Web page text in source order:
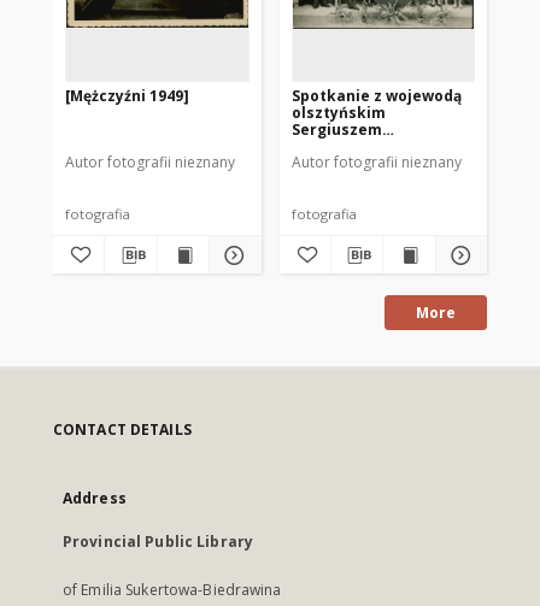
[Mężczyźni 1949]
Autor fotografii nieznany
fotografia
Spotkanie z wojewodą
olsztyńskim
Sergiuszem
Autor fotografii nieznany
fotografia
More
CONTACT DETAILS
Address
Provincial Public Library
of Emilia Sukertowa-Biedrawina